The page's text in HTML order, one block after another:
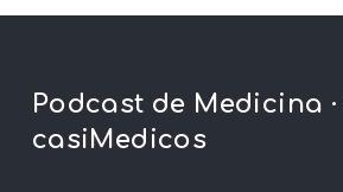
Podcast de Medicina ·
casiMedicos